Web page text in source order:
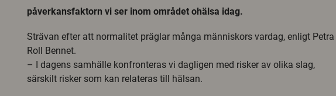
påverkansfaktorn vi ser inom området ohälsa idag.
Strävan efter att normalitet präglar många människors vardag, enligt Petra
Roll Bennet.
– I dagens samhälle konfronteras vi dagligen med risker av olika slag,
särskilt risker som kan relateras till hälsan.